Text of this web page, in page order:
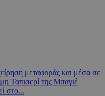
μεταφοράς και μέσα σε
Ταπισερί της Μπαγιέ
στο...